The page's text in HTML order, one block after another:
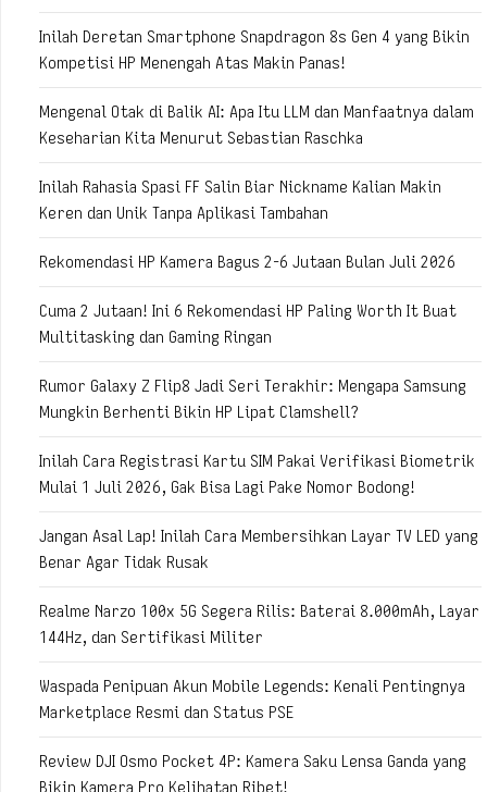
Inilah Deretan Smartphone Snapdragon 8s Gen 4 yang Bikin
Kompetisi HP Menengah Atas Makin Panas!
Mengenal Otak di Balik AI: Apa Itu LLM dan Manfaatnya dalam
Keseharian Kita Menurut Sebastian Raschka
Inilah Rahasia Spasi FF Salin Biar Nickname Kalian Makin
Keren dan Unik Tanpa Aplikasi Tambahan
Rekomendasi HP Kamera Bagus 2-6 Jutaan Bulan Juli 2026
Cuma 2 Jutaan! Ini 6 Rekomendasi HP Paling Worth It Buat
Multitasking dan Gaming Ringan
Rumor Galaxy Z Flip8 Jadi Seri Terakhir: Mengapa Samsung
Mungkin Berhenti Bikin HP Lipat Clamshell?
Inilah Cara Registrasi Kartu SIM Pakai Verifikasi Biometrik
Mulai 1 Juli 2026, Gak Bisa Lagi Pake Nomor Bodong!
Jangan Asal Lap! Inilah Cara Membersihkan Layar TV LED yang
Benar Agar Tidak Rusak
Realme Narzo 100x 5G Segera Rilis: Baterai 8.000mAh, Layar
144Hz, dan Sertifikasi Militer
Waspada Penipuan Akun Mobile Legends: Kenali Pentingnya
Marketplace Resmi dan Status PSE
Review DJI Osmo Pocket 4P: Kamera Saku Lensa Ganda yang
Bikin Kamera Pro Kelihatan Ribet!